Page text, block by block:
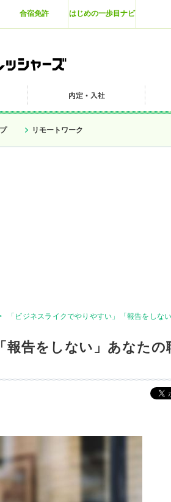
合宿免許 はじめの一歩目ナビ
リモートワーク
「ビジネスライクでやりやすい」「報告をしな
報告をしない」あなたの